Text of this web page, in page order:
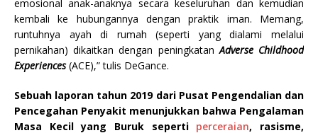
emosional anak-anaknya secara keseluruhan dan kemudian
kembali ke hubungannya dengan praktik iman. Memang,
runtuhnya ayah di rumah (seperti yang dialami melalui
pernikahan) dikaitkan dengan peningkatanAdverse Childhood
Experiences(ACE),” tulis DeGance.
Sebuah laporan tahun 2019 dari Pusat Pengendalian dan
Pencegahan Penyakit menunjukkan bahwa Pengalaman
Masa Kecil yang Buruk seperti perceraian, rasisme,